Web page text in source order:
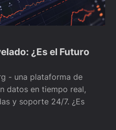
¿Es el Futuro
- una plataforma de
datos en tiempo real,
y soporte 24/7. ¿Es